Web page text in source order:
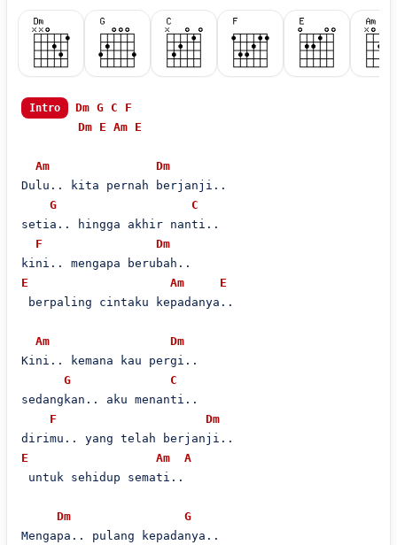
Intro Dm G C
F
Dm
E Am E
Am
Dm
Dulu.. kita pernah berjanji..
G
C
setia.. hingga akhir nanti..
F
Dm
E
Am
E
berpaling cintaku kepadanya..
Am
Dm
Kini.. kemana kau pergi..
G
C
sedangkan.. aku menanti..
F
Dm
E
Am
A
untuk sehidup semati..
Dm
G
Mengapa.. pulang kepadanya..